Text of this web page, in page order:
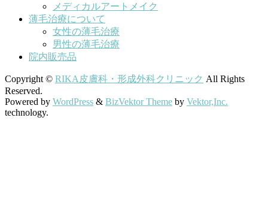
メディカルアートメイク
薄毛治療について
女性の薄毛治療
男性の薄毛治療
院内販売品
Copyright © RIKA皮膚科・形成外科クリニック All Rights
Reserved.
Powered by WordPress & BizVektor Theme by Vektor,Inc.
technology.